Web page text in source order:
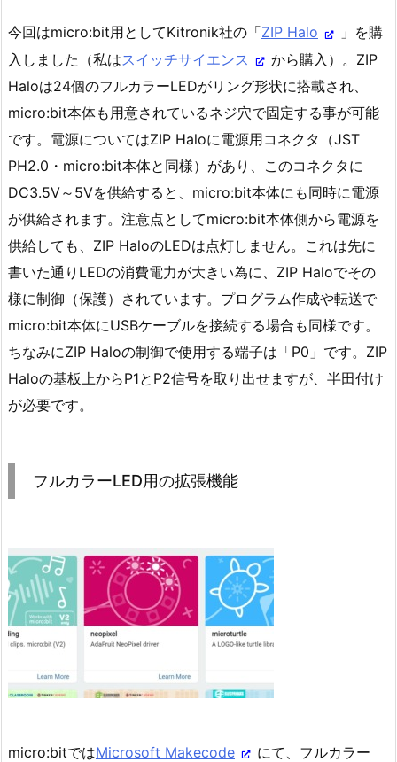
今回はmicro:bit用としてKitronik社の「ZIP Halo
」を購
入しました（私はスイッチサイエンス
から購入）。ZIP
Haloは24個のフルカラーLEDがリング形状に搭載され、
micro:bit本体も用意されているネジ穴で固定する事が可能
です。電源についてはZIP Haloに電源用コネクタ（JST
PH2.0・micro:bit本体と同様）があり、このコネクタに
DC3.5V～5Vを供給すると、micro:bit本体にも同時に電源
が供給されます。注意点としてmicro:bit本体側から電源を
供給しても、ZIP HaloのLEDは点灯しません。これは先に
書いた通りLEDの消費電力が大きい為に、ZIP Haloでその
様に制御（保護）されています。プログラム作成や転送で
micro:bit本体にUSBケーブルを接続する場合も同様です。
ちなみにZIP Haloの制御で使用する端子は「P0」です。ZIP
Haloの基板上からP1とP2信号を取り出せますが、半田付け
が必要です。
フルカラーLED用の拡張機能
micro:bitではMicrosoft Makecode
にて、フルカラー